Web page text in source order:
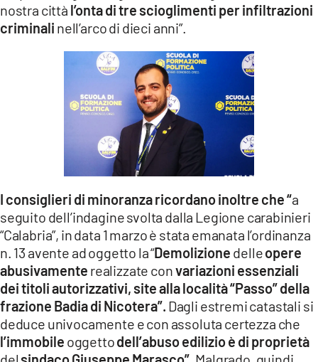
nostra città l’onta di tre scioglimenti per infiltrazioni
criminali nell’arco di dieci anni”.
I consiglieri di minoranza ricordano inoltre che “a
seguito dell’indagine svolta dalla Legione carabinieri
“Calabria”, in data 1 marzo è stata emanata l’ordinanza
n. 13 avente ad oggetto la “Demolizione delleopere
abusivamente realizzate convariazioni essenziali
dei titoli autorizzativi, site alla località “Passo” della
frazione Badia di Nicotera”. Dagli estremi catastali si
deduce univocamente e con assoluta certezza che
l’immobile oggettodell’abuso edilizio è di proprietà